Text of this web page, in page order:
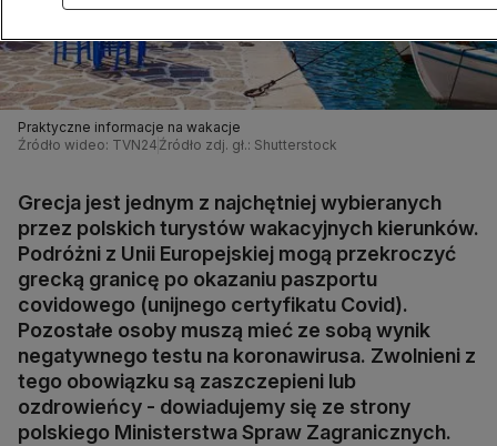
Praktyczne informacje na wakacje
Źródło wideo: TVN24 Źródło zdj. gł.: Shutterstock
Grecja jest jednym z najchętniej wybieranych
przez polskich turystów wakacyjnych kierunków.
Podróżni z Unii Europejskiej mogą przekroczyć
grecką granicę po okazaniu paszportu
covidowego (unijnego certyfikatu Covid).
Pozostałe osoby muszą mieć ze sobą wynik
negatywnego testu na koronawirusa. Zwolnieni z
tego obowiązku są zaszczepieni lub
ozdrowieńcy - dowiadujemy się ze strony
polskiego Ministerstwa Spraw Zagranicznych.